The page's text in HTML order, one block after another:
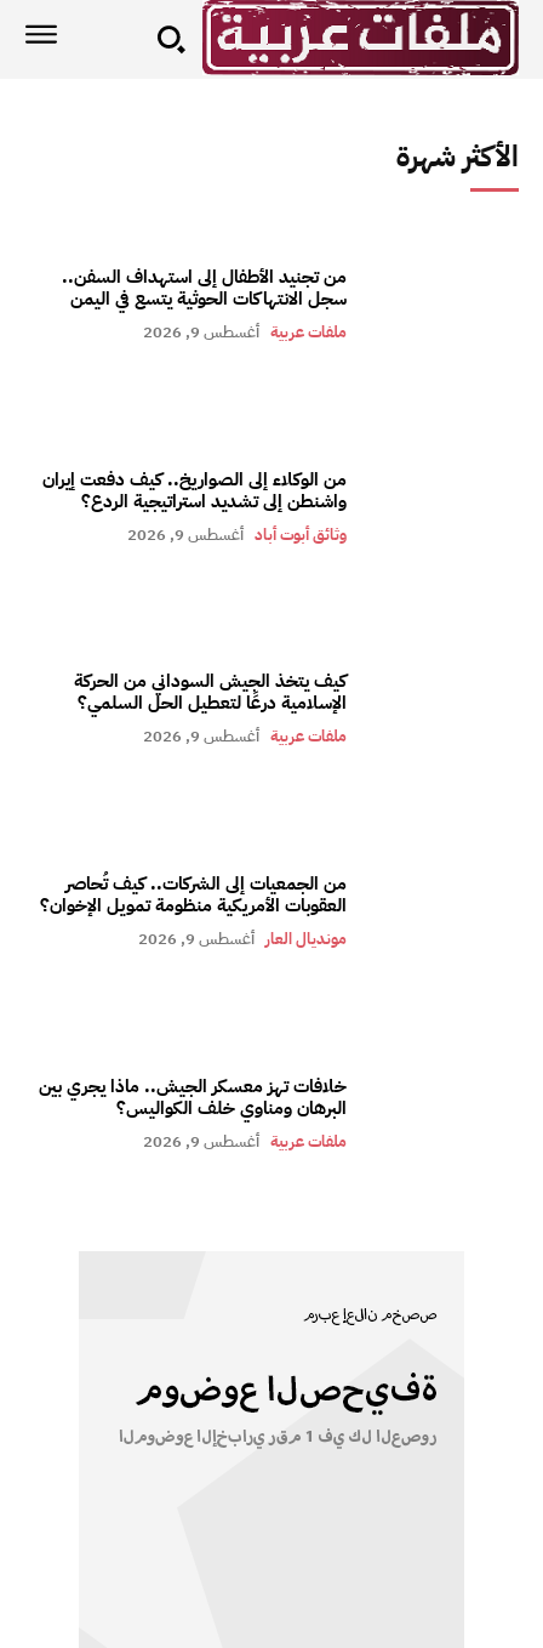
الأكثر شهرة
من تجنيد الأطفال إلى استهداف السفن..
سجل الانتهاكات الحوثية يتسع في اليمن
ملفات عربية أغسطس 9, 2026
من الوكلاء إلى الصواريخ.. كيف دفعت إيران
واشنطن إلى تشديد استراتيجية الردع؟
وثائق أبوت أباد أغسطس 9, 2026
كيف يتخذ الجيش السوداني من الحركة
الإسلامية درعًا لتعطيل الحل السلمي؟
ملفات عربية أغسطس 9, 2026
من الجمعيات إلى الشركات.. كيف تُحاصر
العقوبات الأمريكية منظومة تمويل الإخوان؟
مونديال العار أغسطس 9, 2026
خلافات تهز معسكر الجيش.. ماذا يجري بين
البرهان ومناوي خلف الكواليس؟
ملفات عربية أغسطس 9, 2026